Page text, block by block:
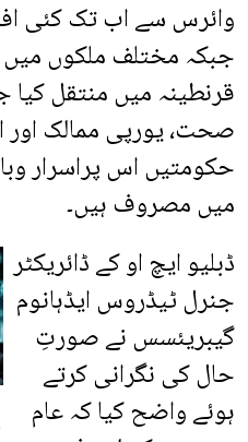
وائرس سے اب تک کئی
جبکہ مختلف ملکوں
قرنطینہ میں منتقل کیا
صحت، یورپی ممالک
حکومتیں اس پراسرار
میں مصروف ہیں۔
ڈبلیو ایچ او کے ڈائریکٹر
جنرل ٹیڈروس ایڈہانوم
گیبریئسس نے صورتِ
حال کی نگرانی کرتے
ہوئے واضح کیا کہ عام